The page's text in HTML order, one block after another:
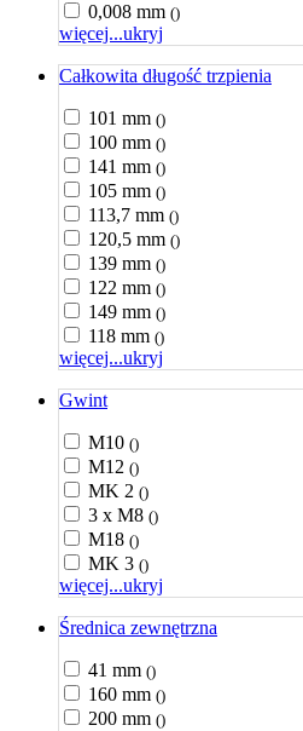
0,008 mm ()
więcej...ukryj
Całkowita długość trzpienia
101 mm ()
100 mm ()
141 mm ()
105 mm ()
113,7 mm ()
120,5 mm ()
139 mm ()
122 mm ()
149 mm ()
118 mm ()
więcej...ukryj
Gwint
M10 ()
M12 ()
MK 2 ()
3 x M8 ()
M18 ()
MK 3 ()
więcej...ukryj
Średnica zewnętrzna
41 mm ()
160 mm ()
200 mm ()